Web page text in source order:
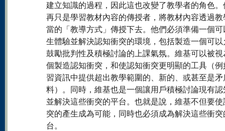
建立知識的過程，因此這也改變了教學者的角色
再只是學習教材內容的傳授者，將教材內容透過
當的「教導方式」傳授下去。他們必須準備一個
生體驗並解決認知衝突的環境，包括製造一個可
鼓勵批判性及積極討論的上課氣氛。維基可以被
個製造認知衝突，和使認知衝突更明顯的工具（
習資訊中提供超出教學範圍的、新的、或甚至是
料）。同時，維基也是一個讓用戶積極討論現有
並解決這些衝突的平台。也就是說，維基不但要
突的產生成為可能，同時也必須成為解決這些衝突
台。